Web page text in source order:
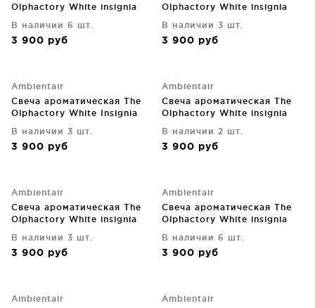
Olphactory White insignia
Silken tobacco 60 часов
горения
В наличии 6 шт.
3 900 руб
Olphactory White insignia
В наличии 3 шт.
3 900 руб
Ambientair
Свеча ароматическая The
Olphactory White Insignia
горения
В наличии 3 шт.
3 900 руб
Ambientair
Свеча ароматическая The
Olphactory White insignia
Musk silhouette 60 часов
горения
В наличии 2 шт.
3 900 руб
Ambientair
Свеча ароматическая The
Olphactory White insignia
горения
В наличии 3 шт.
3 900 руб
Ambientair
Свеча ароматическая The
Olphactory White insignia
горения
В наличии 6 шт.
3 900 руб
Ambientair
Ambientair